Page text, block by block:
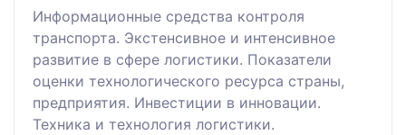
Информационные средства контроля
транспорта. Экстенсивное и интенсивное
развитие в сфере логистики. Показатели
оценки технологического ресурса страны,
предприятия. Инвестиции в инновации.
Техника и технология логистики.